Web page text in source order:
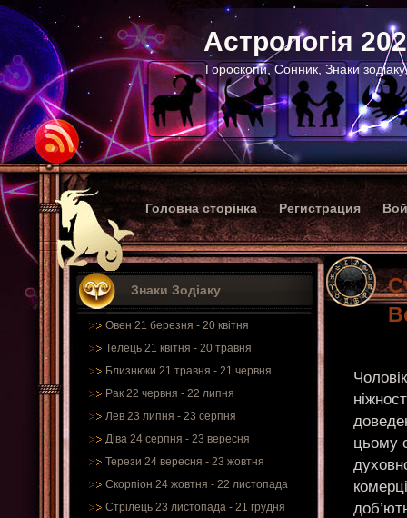
Астрологія
Гороскопи, Сонник, Знаки
Головна сторінка Регистрация
Знаки Зодіаку
Овен 21 березня - 20 квітня
Телець 21 квітня - 20 травня
Близнюки 21 травня - 21 червня
Рак 22 червня - 22 липня
Лев 23 липня - 23 серпня
Діва 24 серпня - 23 вересня
Терези 24 вересня - 23 жовтня
Скорпіон 24 жовтня - 22 листопада
Стрілець 23 листопада - 21 грудня
цьому